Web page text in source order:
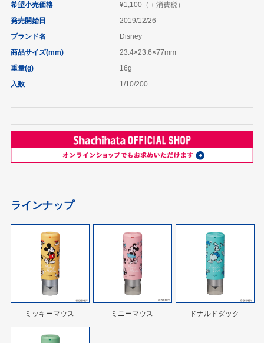
希望小売価格
¥1,100（＋消費税）
発売開始日
2019/12/26
ブランド名
Disney
商品サイズ(mm)
23.4×23.6×77mm
重量(g)
16g
入数
1/10/200
ラインナップ
ミッキーマウス ミニーマウス ドナルドダック